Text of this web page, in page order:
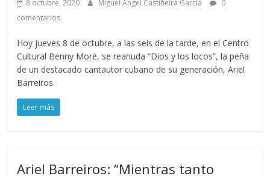
8 octubre, 2020 Miguel Ángel Castiñeira García
0
comentarios
Hoy jueves 8 de octubre, a las seis de la tarde, en el Centro
Cultural Benny Moré, se reanuda “Dios y los locos”, la peña
de un destacado cantautor cubano de su generación, Ariel
Barreiros.
Leer más
Ariel Barreiros: “Mientras tanto